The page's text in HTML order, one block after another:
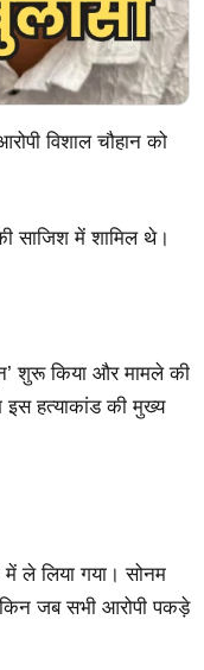
विशाल चौहान को
साजिश में शामिल थे।
शुरू किया और मामले की
हत्याकांड की मुख्य
ले लिया गया। सोनम
जब सभी आरोपी पकड़े